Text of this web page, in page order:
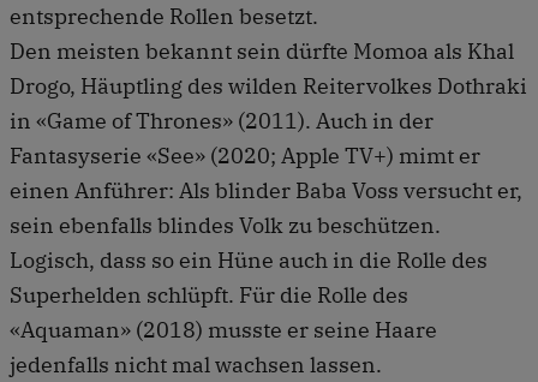
entsprechende Rollen besetzt.
Den meisten bekannt sein dürfte Momoa als Khal
Drogo, Häuptling des wilden Reitervolkes Dothraki
in «Game of Thrones» (2011). Auch in der
Fantasyserie «See» (2020; Apple TV+) mimt er
einen Anführer: Als blinder Baba Voss versucht er,
sein ebenfalls blindes Volk zu beschützen.
Logisch, dass so ein Hüne auch in die Rolle des
Superhelden schlüpft. Für die Rolle des
«Aquaman» (2018) musste er seine Haare
jedenfalls nicht mal wachsen lassen.